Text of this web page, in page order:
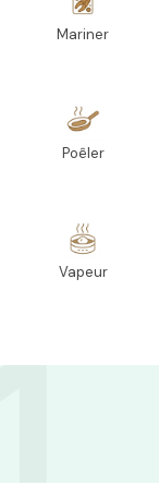
Mariner
Poêler
Vapeur